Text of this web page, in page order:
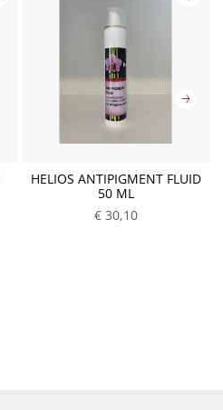
HELIOS ANTIPIGMENT FLUID
50 ML
€ 30,10